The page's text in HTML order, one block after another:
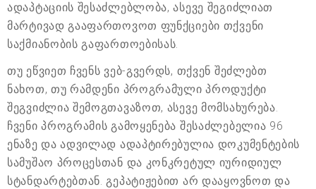
ადაპტაციის შესაძლებლობა, ასევე შეგიძლიათ
მარტივად გააფართოვოთ ფუნქციები თქვენი
საქმიანობის გაფართოებისას.
თუ ეწვიეთ ჩვენს ვებ-გვერდს, თქვენ შეძლებთ
ნახოთ, თუ რამდენი პროგრამული პროდუქტი
შეგვიძლია შემოგთავაზოთ, ასევე მომსახურება.
ჩვენი პროგრამის გამოყენება შესაძლებელია 96
ენაზე და ადვილად ადაპტირებულია დოკუმენტების
სამუშაო პროცესთან და კონკრეტულ იურიდიულ
სტანდარტებთან. გეპატიჟებით არ დააყოვნოთ და